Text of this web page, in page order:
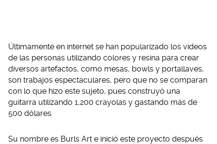
Últimamente en internet se han popularizado los videos
de las personas utilizando colores y resina para crear
diversos artefactos, como mesas, bowls y portallaves,
son trabajos espectaculares, pero que no se comparan
con lo que hizo este sujeto, pues construyó una
guitarra utilizando 1,200 crayolas y gastando más de
500 dólares.
Su nombre es Burls Art e inició este proyecto después